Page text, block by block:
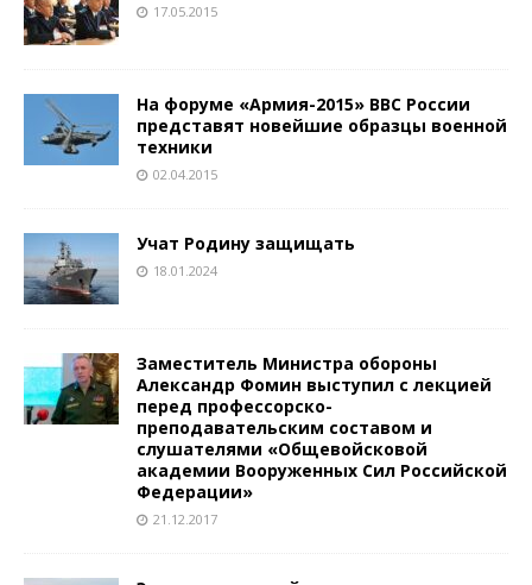
17.05.2015
На форуме «Армия-2015» ВВС России
представят новейшие образцы военной
техники
02.04.2015
Учат Родину защищать
18.01.2024
Заместитель Министра обороны
Александр Фомин выступил с лекцией
перед профессорско-
преподавательским составом и
слушателями «Общевойсковой
академии Вооруженных Сил Российской
Федерации»
21.12.2017